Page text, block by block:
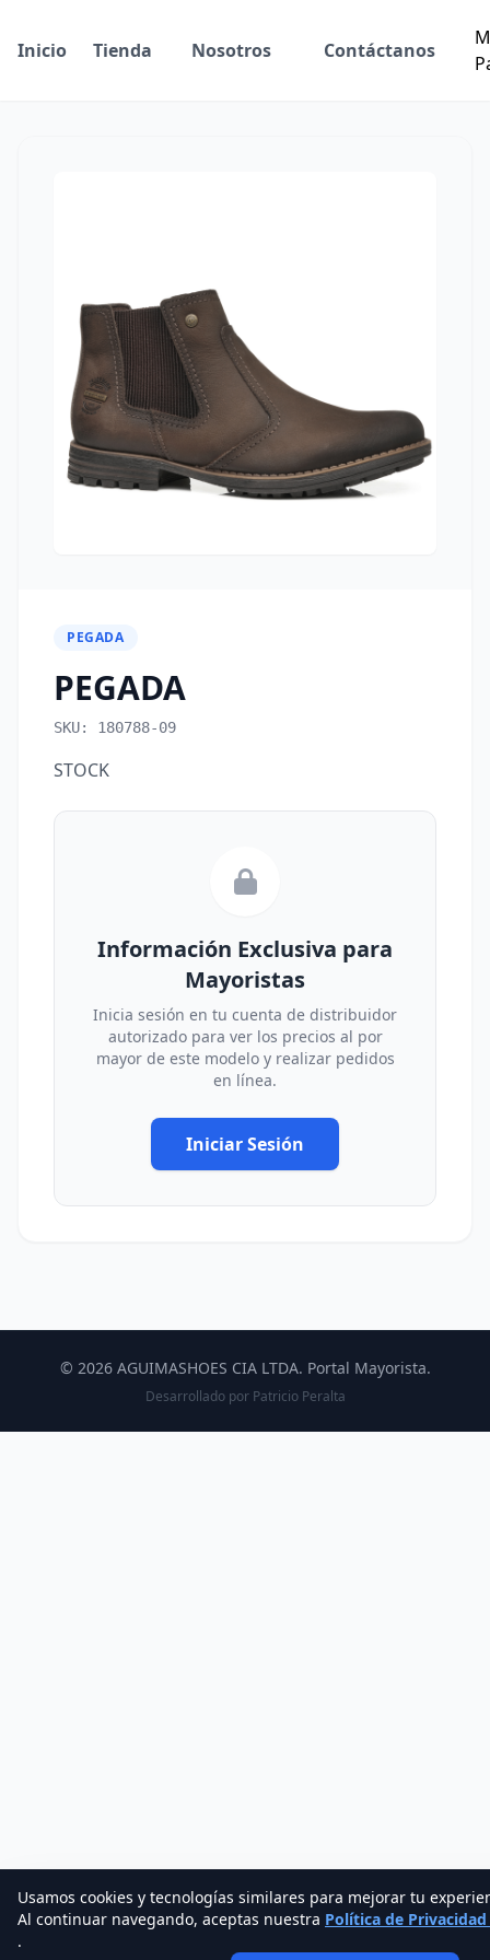
Inicio Tienda Nosotros Contáctanos
PEGADA
PEGADA
SKU: 180788-09
STOCK
Información Exclusiva para
Mayoristas
Inicia sesión en tu cuenta de distribuidor
autorizado para ver los precios al por
mayor de este modelo y realizar pedidos
en línea.
Iniciar Sesión
© 2026 AGUIMASHOES CIA LTDA. Portal Mayorista.
Desarrollado por Patricio Peralta
Usamos cookies y tecnologías similares para mejorar tu
Al continuar navegando, aceptas nuestra Política de
.